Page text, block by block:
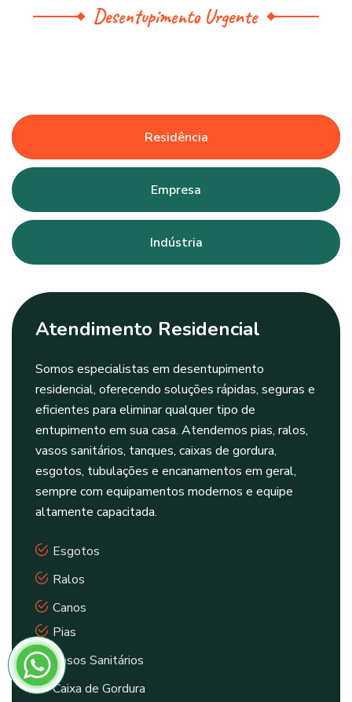
Desentupimento Urgente
Residência
Empresa
Indústria
Atendimento Residencial
Somos especialistas em desentupimento
residencial, oferecendo soluções rápidas, seguras e
eficientes para eliminar qualquer tipo de
entupimento em sua casa. Atendemos pias, ralos,
vasos sanitários, tanques, caixas de gordura,
esgotos, tubulações e encanamentos em geral,
sempre com equipamentos modernos e equipe
altamente capacitada.
Esgotos
Ralos
Canos
Pias
Vasos Sanitários
Caixa de Gordura